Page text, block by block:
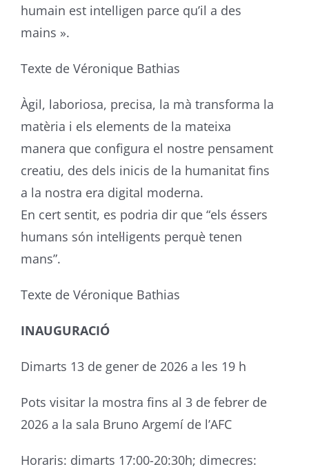
humain est intelligen parce qu’il a des
mains ».
Texte de Véronique Bathias
Àgil, laboriosa, precisa, la mà transforma la
matèria i els elements de la mateixa
manera que configura el nostre pensament
creatiu, des dels inicis de la humanitat fins
a la nostra era digital moderna.
En cert sentit, es podria dir que “els éssers
humans són intel·ligents perquè tenen
mans”.
Texte de Véronique Bathias
INAUGURACIÓ
Dimarts 13 de gener de 2026 a les 19 h
Pots visitar la mostra fins al 3 de febrerde
2026 a la sala Bruno Argemíde l’AFC
Horaris: dimarts 17:00-20:30h; dimecres: